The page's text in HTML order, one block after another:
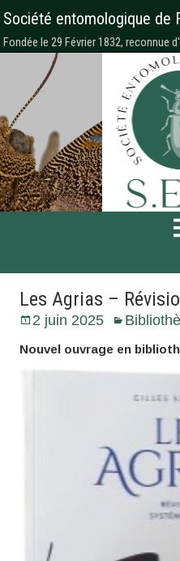
Société entomologique de
Fondée le 29 Février 1832, reconnue
Les Agrias –
2 juin 2025
Nouvel ouvrage en